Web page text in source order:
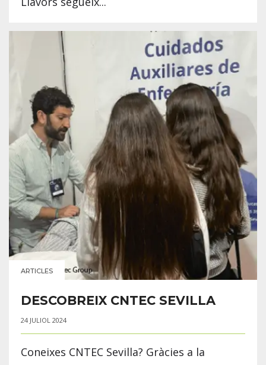
ARTICLES
DESCOBREIX CNTEC SEVILLA
24 JULIOL 2024
Coneixes CNTEC Sevilla? Gràcies a la